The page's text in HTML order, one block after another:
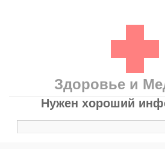
Здоровье и
Нужен хороший